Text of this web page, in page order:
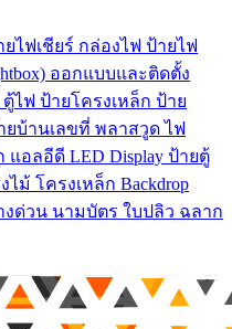
ไฟเชียร์ กล่องไฟ ป้ายไฟ
ออกแบบและติดตั้ง
ไฟ ป้ายโครงเหล็ก ป้าย
บ้านเลขที่ พลาสวูด ไฟ
อลอีดี LED Display ป้ายตู้
ม้ โครงเหล็ก Backdrop
งด่วน นามบัตร ใบปลิว ฉลาก